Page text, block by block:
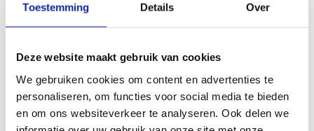
Toestemming Details Over
Deze website maakt gebruik van cookies
We gebruiken cookies om content en advertenties te
personaliseren, om functies voor social media te bieden
en om ons websiteverkeer te analyseren. Ook delen we